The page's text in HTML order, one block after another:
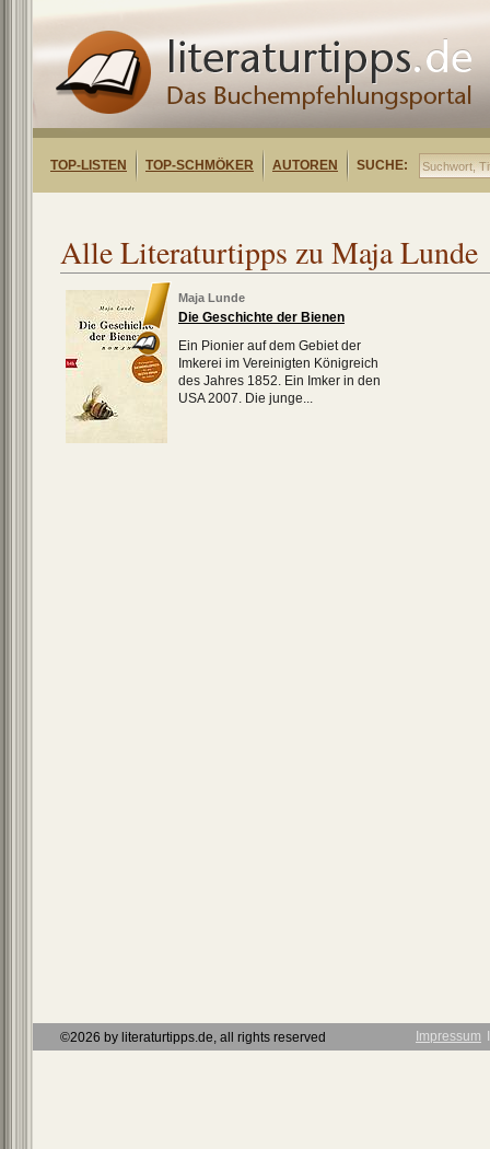
TOP-LISTEN TOP-SCHMÖKER AUTOREN SUCHE:
Alle Literaturtipps zu Maja Lunde
Maja Lunde
Die Geschichte der Bienen
Ein Pionier auf dem Gebiet der
Imkerei im Vereinigten Königreich
des Jahres 1852. Ein Imker in den
USA 2007. Die junge...
©2026 by literaturtipps.de, all rights reserved Impressum